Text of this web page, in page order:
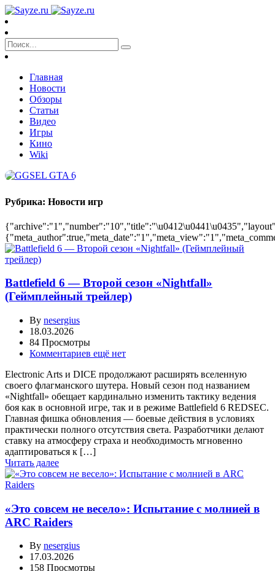
Главная
Новости
Обзоры
Статьи
Видео
Игры
Кино
Wiki
Рубрика: Новости игр
Battlefield 6 — Второй сезон «Nightfall»
(Геймплейный трейлер)
By nesergius
18.03.2026
84 Просмотры
Комментариев ещё нет
Electronic Arts и DICE продолжают расширять вселенную
своего флагманского шутера. Новый сезон под названием
«Nightfall» обещает кардинально изменить тактику ведения
боя как в основной игре, так и в режиме Battlefield 6 REDSEC.
Главная фишка обновления — боевые действия в условиях
практически полного отсутствия света. Разработчики делают
ставку на атмосферу страха и необходимость мгновенно
адаптироваться к […]
Читать далее
«Это совсем не весело»: Испытание с молнией в
ARC Raiders
By nesergius
17.03.2026
158 Просмотры